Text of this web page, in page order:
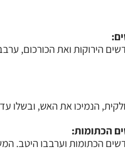
ואת הכורכום, ערבבו היטב, והוסיפו 4
הנמיכו את האש, ובשלו עד
הכתומות: